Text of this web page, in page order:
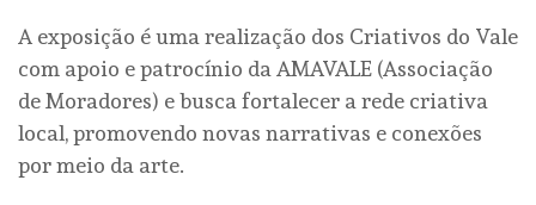
A exposição é uma realização dos Criativos do Vale
com apoio e patrocínio da AMAVALE (Associação
de Moradores) e busca fortalecer a rede criativa
local, promovendo novas narrativas e conexões
por meio da arte.